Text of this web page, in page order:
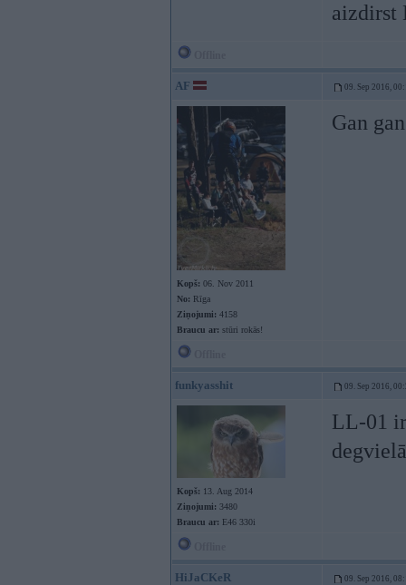
aizdirst
AF 09. Sep 2016,
Kopš: 06. Nov 2011
No: Rīga
Ziņojumi: 4158
Braucu ar: stūri rokās!
Gan
funkyasshit 09. Sep 2016,
Kopš: 13. Aug 2014
Ziņojumi: 3480
Braucu ar: E46 330i
LL-01 ir
HiJaCKeR 09. Sep 2016,